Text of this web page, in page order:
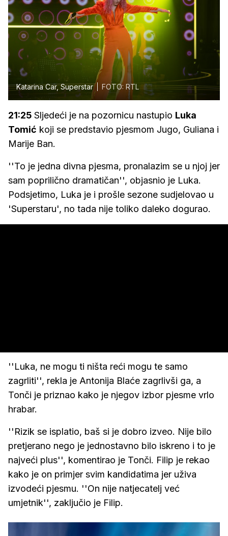
Katarina Car, Superstar FOTO: RTL
21:25 Sljedeći je na pozornicu nastupio Luka
Tomić koji se predstavio pjesmom Jugo, Guliana i
Marije Ban.
''To je jedna divna pjesma, pronalazim se u njoj jer
sam poprilično dramatičan'', objasnio je Luka.
Podsjetimo, Luka je i prošle sezone sudjelovao u
'Superstaru', no tada nije toliko daleko dogurao.
''Luka, ne mogu ti ništa reći mogu te samo
zagrliti'', rekla je Antonija Blaće zagrlivši ga, a
Tonči je priznao kako je njegov izbor pjesme vrlo
hrabar.
''Rizik se isplatio, baš si je dobro izveo. Nije bilo
pretjerano nego je jednostavno bilo iskreno i to je
najveći plus'', komentirao je Tonči. Filip je rekao
kako je on primjer svim kandidatima jer uživa
izvodeći pjesmu. ''On nije natjecatelj već
umjetnik'', zaključio je Filip.